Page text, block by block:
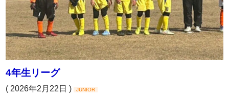
4年生リーグ
( 2026年2月22日 ) JUNIOR